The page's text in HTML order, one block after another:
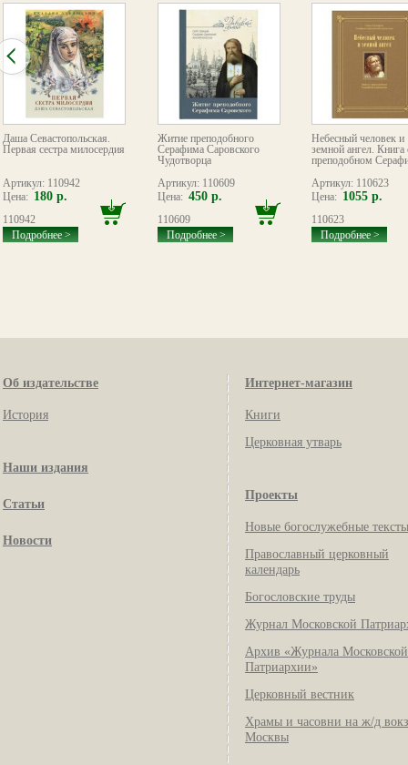
Даша Севастопольская.
Первая сестра милосердия
Артикул: 110942
Цена: 180 р.
110942
Подробнее >
Житие преподобного
Серафима Саровского
Чудотворца
Артикул: 110609
Цена: 450 р.
110609
Подробнее >
Небесный человек и
земной ангел. Книга
преподобном
Артикул: 110623
Цена: 1055 р.
110623
Подробнее >
Об издательстве
История
Наши издания
Статьи
Новости
Интернет-магазин
Книги
Церковная утварь
Проекты
Новые богослужебные тексты
Православный церковный
календарь
Богословские труды
Журнал Московской
Архив «Журнала Московской
Патриархии»
Церковный вестник
Храмы и часовни на ж/д
Москвы